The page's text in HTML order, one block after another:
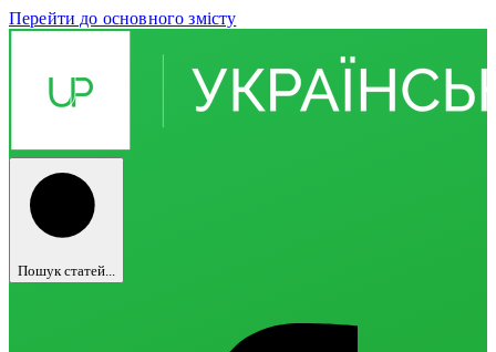
Перейти до основного змісту
Пошук статей...